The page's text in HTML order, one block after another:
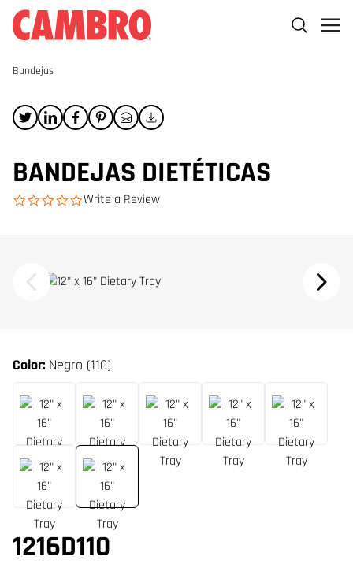
Bandejas
BANDEJAS DIETÉTICAS
0.0 star rating
Write a Review
Color: Negro (110)
1216D110